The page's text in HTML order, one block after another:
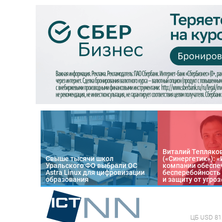
Свыше тысячи школ
Уральского ФО выбрали ОС
Astra Linux для цифровизации
образования
Виталий
(«Синергетик»):
компании
и защиту от
ЦБ USD